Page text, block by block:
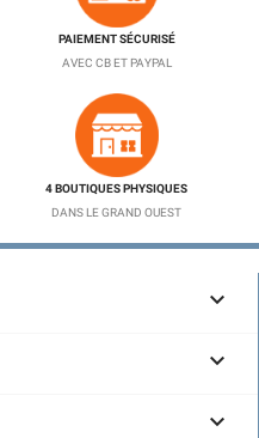
PAIEMENT SÉCURISÉ
AVEC CB ET PAYPAL
4 BOUTIQUES PHYSIQUES
DANS LE GRAND OUEST


